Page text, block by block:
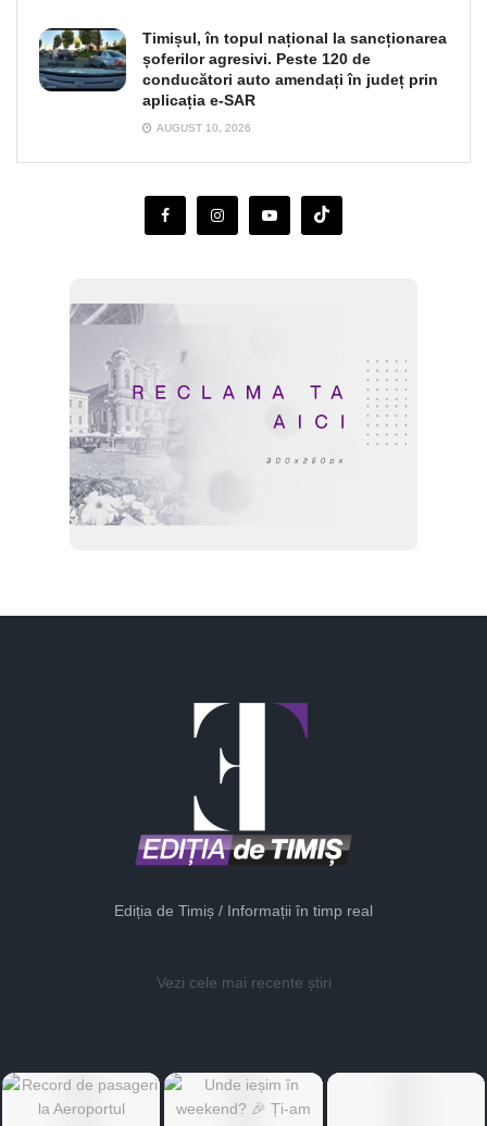
Timișul, în topul național la sancționarea
șoferilor agresivi. Peste 120 de
conducători auto amendați în județ prin
aplicația e-SAR
AUGUST 10, 2026
Ediția de Timiș / Informații în timp real
Vezi cele mai recente știri